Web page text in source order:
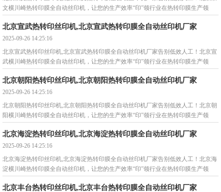
文横川崎热转印膜全自动丝印机，让您的生产效率“印”领行业在热转印膜生产领
北京宣武热转印丝印机,北京宣武热转印膜全自动丝印机厂家
2025-09-26 14:25:16
北京宣武热转印丝印机,北京宣武热转印膜全自动丝印机厂家告别低效人工！北京宣
武横川崎热转印膜全自动丝印机，让您的生产效率“印”领行业在热转印膜生产领
北京朝阳热转印丝印机,北京朝阳热转印膜全自动丝印机厂家
2025-09-26 14:25:16
北京朝阳热转印丝印机,北京朝阳热转印膜全自动丝印机厂家告别低效人工！北京朝
阳横川崎热转印膜全自动丝印机，让您的生产效率“印”领行业在热转印膜生产领
北京海淀热转印丝印机,北京海淀热转印膜全自动丝印机厂家
2025-09-26 14:25:16
北京海淀热转印丝印机,北京海淀热转印膜全自动丝印机厂家告别低效人工！北京海
淀横川崎热转印膜全自动丝印机，让您的生产效率“印”领行业在热转印膜生产领
北京丰台热转印丝印机,北京丰台热转印膜全自动丝印机厂家